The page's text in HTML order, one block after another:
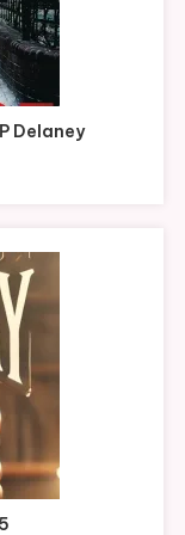
Delaney